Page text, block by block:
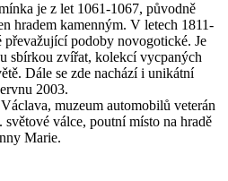
je z let 1061-1067, původně
hradem kamenným. V letech 1811-
převažující podoby novogotické. Je
sbírkou zvířat, kolekcí vycpaných
Dále se zde nachází i unikátní
2003.
muzeum automobilů veterán
válce, poutní místo na hradě
Marie.